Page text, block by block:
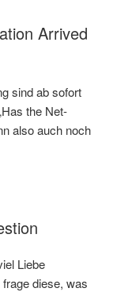
Arrived
sind ab sofort
the Net-
also auch noch
Liebe
diese, was